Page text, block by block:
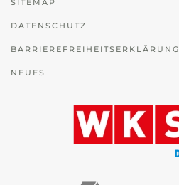
SITEMAP
DATENSCHUTZ
BARRIEREFREIHEITSERKLÄRUNG
NEUES